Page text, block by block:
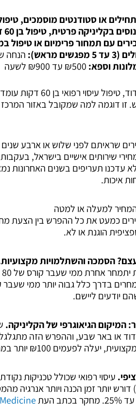
או סטודנטים מוסמכים, טיפול בן 60
בקליניקה פרטית, טיפול בן 60 דקות:
עם תמחור פרימיום או טיפול
מראש):
הנחה של 10% עד 20%
וספא:
למפגש. זו דוגמה למה שמקובל
שראיתם לפני שלוש או ארבע שנים
שירותים אישיים בישראל,
עדכנו תעריפים בשנים האחרונות
איכות.
למעלה או למטה
כמעט את כל ההפרש בין הצעת
הוגנת או לא.
הסמכה והשתלמויות
מתמחרים בדרך כלל גבוה יותר ממי
יודעים ליישם.
המיקום הגיאוגרפי של הקליניקה.
או באר שבע, וההפרש הזה
₪100 יותר במרכז מאשר בפריפריה.
עיסוי רפואי שכולל טכניקות
יותר זמן הכנה ויותר אנרגיה